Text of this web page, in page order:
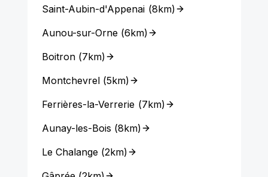
Saint-Aubin-d'Appenai (8km)
Aunou-sur-Orne(6km)
Boitron(7km)
Montchevrel(5km)
Ferrières-la-Verrerie (7km)
Aunay-les-Bois (8km)
Le Chalange(2km)